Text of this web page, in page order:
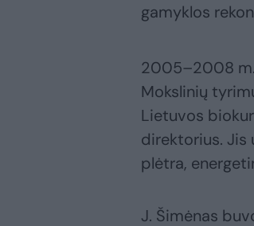
gamyklos
2005–2008 m.
Mokslinių
Lietuvos
direktorius. Jis
plėtra,
J. Šimėnas